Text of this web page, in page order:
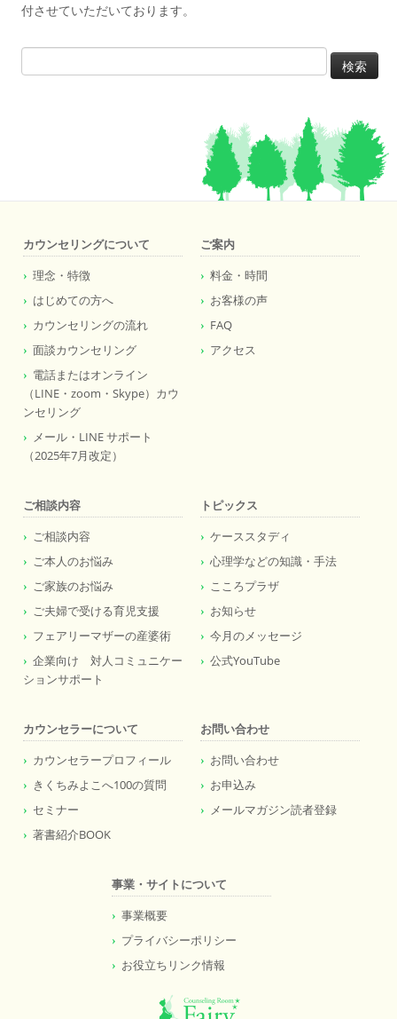
付させていただいております。
検
索:
カウンセリングについて
理念・特徴
はじめての方へ
カウンセリングの流れ
面談カウンセリング
電話またはオンライン
（LINE・zoom・Skype）カウ
ンセリング
メール・LINE サポート
（2025年7月改定）
ご案内
料金・時間
お客様の声
FAQ
アクセス
ご相談内容
ご相談内容
ご本人のお悩み
ご家族のお悩み
ご夫婦で受ける育児支援
フェアリーマザーの産婆術
企業向け 対人コミュニケー
ションサポート
トピックス
ケーススタディ
心理学などの知識・手法
こころプラザ
お知らせ
今月のメッセージ
公式YouTube
カウンセラーについて
カウンセラープロフィール
きくちみよこへ100の質問
セミナー
著書紹介BOOK
お問い合わせ
お問い合わせ
お申込み
メールマガジン読者登録
事業・サイトについて
事業概要
プライバシーポリシー
お役立ちリンク情報